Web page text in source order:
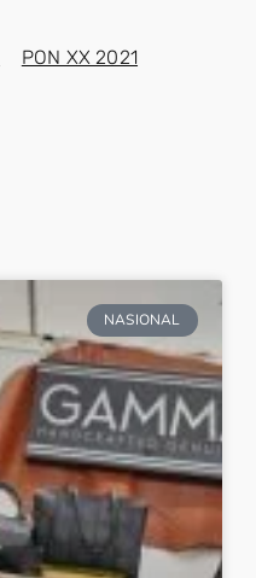
PON XX 2021
NASIONAL